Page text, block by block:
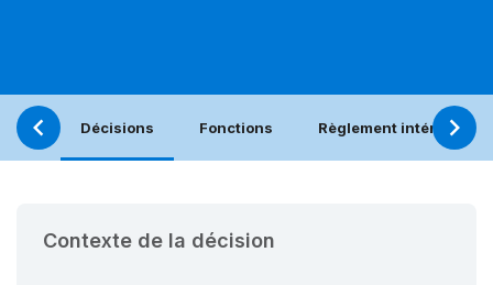
Décisions Fonctions Règlement intérieur
Contexte de la décision